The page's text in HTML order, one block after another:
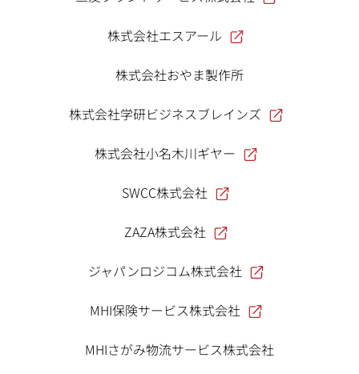
株式会社エスアール
株式会社おやま製作所
株式会社学研ビジネスブレインズ
株式会社小名木川ギヤー
SWCC株式会社
ZAZA株式会社
ジャパンロジコム株式会社
MHI保険サービス株式会社
MHIさがみ物流サービス株式会社